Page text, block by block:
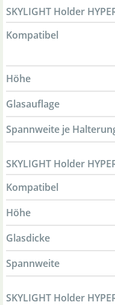
SKYLIGHT Holder
Kompatibel
Höhe
Glasauflage
Spannweite je
SKYLIGHT Holder
Kompatibel
Höhe
Glasdicke
Spannweite
SKYLIGHT Holder